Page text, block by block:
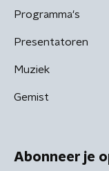
Programma's
Presentatoren
Muziek
Gemist
Abonneer je